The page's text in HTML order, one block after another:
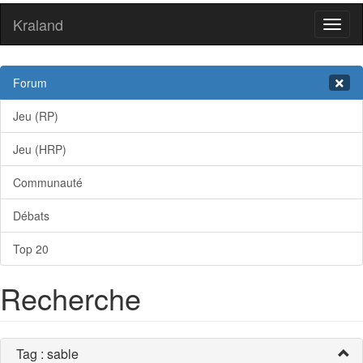
Kraland
Forum
Jeu (RP)
Jeu (HRP)
Communauté
Débats
Top 20
Recherche
Tag : sable